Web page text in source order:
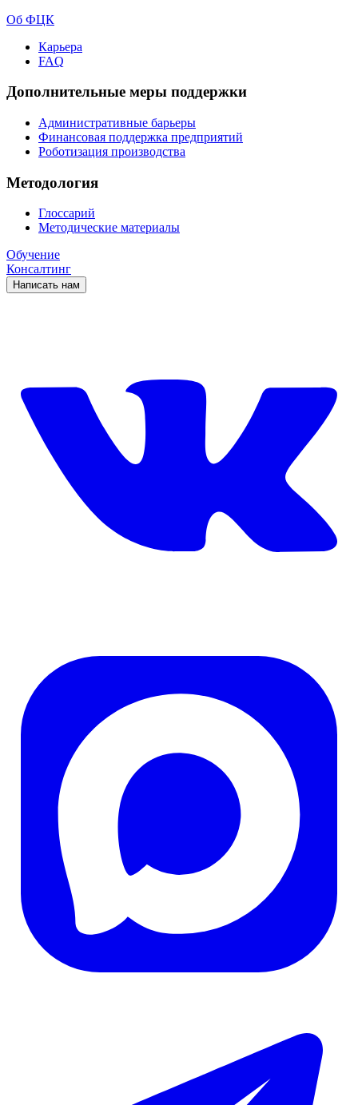
Об ФЦК
Карьера
FAQ
Дополнительные меры поддержки
Административные барьеры
Финансовая поддержка предприятий
Роботизация производства
Методология
Глоссарий
Методические материалы
Обучение
Консалтинг
Написать нам